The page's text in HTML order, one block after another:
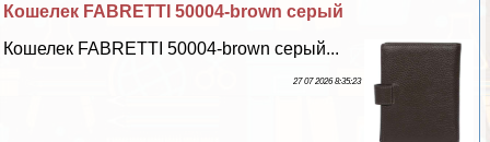
Кошелек FABRETTI 50004-brown серый
Кошелек FABRETTI 50004-brown серый...
27 07 2026 8:35:23